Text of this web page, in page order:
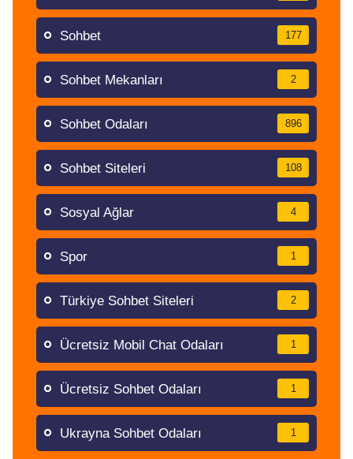
Sohbet 177
Sohbet Mekanları 2
Sohbet Odaları 896
Sohbet Siteleri 108
Sosyal Ağlar 4
Spor 1
Türkiye Sohbet Siteleri 2
Ücretsiz Mobil Chat Odaları 1
Ücretsiz Sohbet Odaları 1
Ukrayna Sohbet Odaları 1